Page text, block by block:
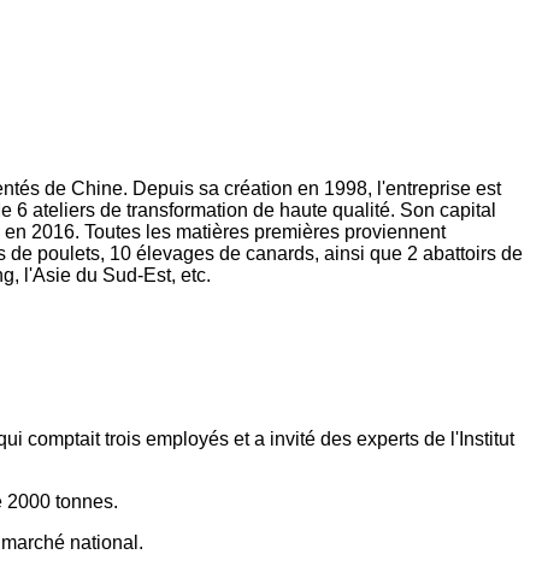
de Chine. Depuis sa création en 1998, l'entreprise est
ateliers de transformation de haute qualité. Son capital
2016. Toutes les matières premières proviennent
poulets, 10 élevages de canards, ainsi que 2 abattoirs de
l'Asie du Sud-Est, etc.
comptait trois employés et a invité des experts de l'Institut
2000 tonnes.
national.